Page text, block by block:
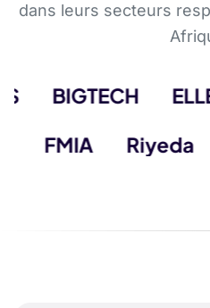
dans leurs secteurs
BIGTECH
FMIA Riyeda